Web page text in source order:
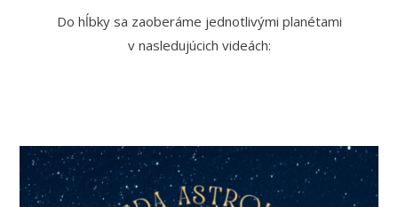
Do hĺbky sa zaoberáme jednotlivými planétami
v nasledujúcich videách: